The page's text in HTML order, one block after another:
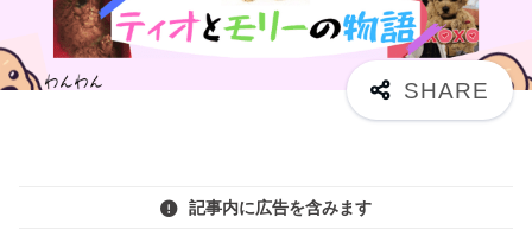
記事内に広告を含みます